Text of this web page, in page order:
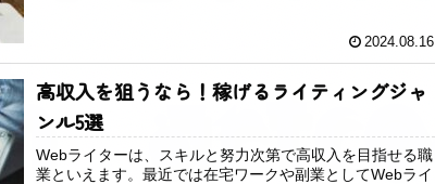
2024.08.16
高収入を狙うなら！稼げるライティングジャ
ンル5選
Webライターは、スキルと努力次第で高収入を目指せる職
業といえます。最近では在宅ワークや副業としてWebライ